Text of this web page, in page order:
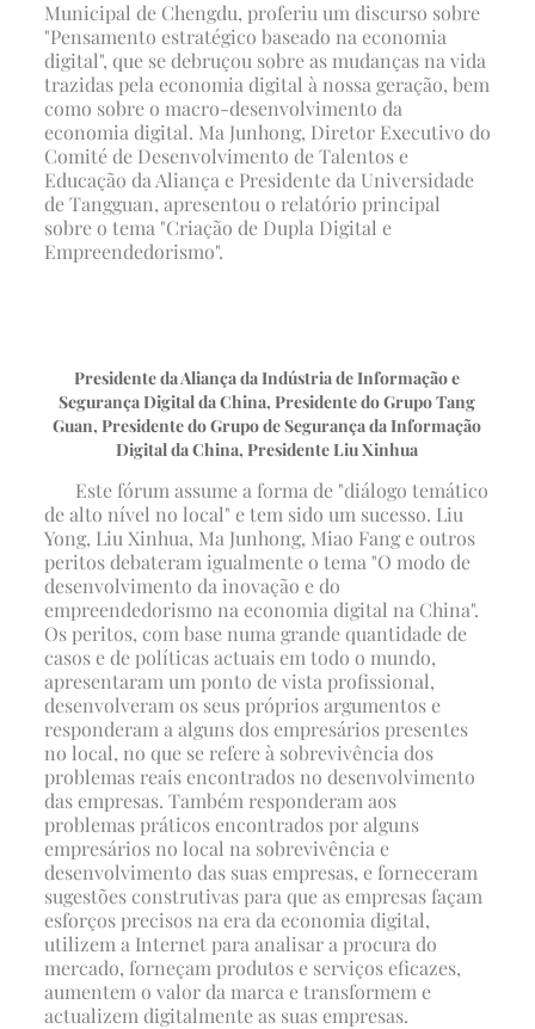
Municipal de Chengdu, proferiu um discurso sobre
"Pensamento estratégico baseado na economia
digital", que se debruçou sobre as mudanças na vida
trazidas pela economia digital à nossa geração, bem
como sobre o macro-desenvolvimento da
economia digital. Ma Junhong, Diretor Executivo do
Comité de Desenvolvimento de Talentos e
Educação da Aliança e Presidente da Universidade
de Tangguan, apresentou o relatório principal
sobre o tema "Criação de Dupla Digital e
Empreendedorismo".
Presidente da Aliança da Indústria de Informação e
Segurança Digital da China, Presidente do Grupo Tang
Guan, Presidente do Grupo de Segurança da Informação
Digital da China, Presidente Liu Xinhua
Este fórum assume a forma de "diálogo temático
de alto nível no local" e tem sido um sucesso. Liu
Yong, Liu Xinhua, Ma Junhong, Miao Fang e outros
peritos debateram igualmente o tema "O modo de
desenvolvimento da inovação e do
empreendedorismo na economia digital na China".
Os peritos, com base numa grande quantidade de
casos e de políticas actuais em todo o mundo,
apresentaram um ponto de vista profissional,
desenvolveram os seus próprios argumentos e
responderam a alguns dos empresários presentes
no local, no que se refere à sobrevivência dos
problemas reais encontrados no desenvolvimento
das empresas. Também responderam aos
problemas práticos encontrados por alguns
empresários no local na sobrevivência e
desenvolvimento das suas empresas, e forneceram
sugestões construtivas para que as empresas façam
esforços precisos na era da economia digital,
utilizem a Internet para analisar a procura do
mercado, forneçam produtos e serviços eficazes,
aumentem o valor da marca e transformem e
actualizem digitalmente as suas empresas.